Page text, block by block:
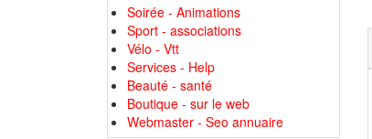
Soirée - Animations
Sport - associations
Vélo - Vtt
Services - Help
Beauté - santé
Boutique - sur le web
Webmaster - Seo annuaire